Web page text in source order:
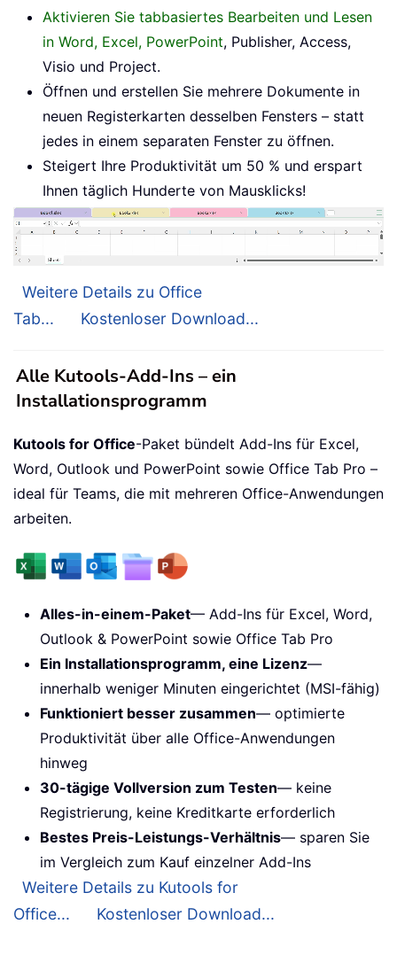
Aktivieren Sie tabbasiertes Bearbeiten und Lesen
in Word, Excel, PowerPoint, Publisher, Access,
Visio und Project.
Öffnen und erstellen Sie mehrere Dokumente in
neuen Registerkarten desselben Fensters – statt
jedes in einem separaten Fenster zu öffnen.
Steigert Ihre Produktivität um 50 % und erspart
Ihnen täglich Hunderte von Mausklicks!
Weitere Details zu Office
Tab...
Kostenloser Download...
Alle Kutools-Add-Ins – ein
Installationsprogramm
Kutools for Office-Paket bündelt Add-Ins für Excel,
Word, Outlook und PowerPoint sowie Office Tab Pro –
ideal für Teams, die mit mehreren Office-Anwendungen
arbeiten.
Alles-in-einem-Paket— Add-Ins für Excel, Word,
Outlook & PowerPoint sowie Office Tab Pro
Ein Installationsprogramm, eine Lizenz—
innerhalb weniger Minuten eingerichtet (MSI-fähig)
Funktioniert besser zusammen— optimierte
Produktivität über alle Office-Anwendungen
hinweg
30-tägige Vollversion zum Testen— keine
Registrierung, keine Kreditkarte erforderlich
Bestes Preis-Leistungs-Verhältnis— sparen Sie
im Vergleich zum Kauf einzelner Add-Ins
Weitere Details zu Kutools for
Office...
Kostenloser Download...